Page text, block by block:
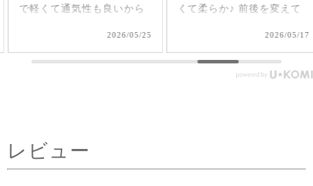
で軽くて通気性も良いから
フェアトレード #fairtrade #
2026/05/25
くて柔らか♪ 前後を変えて
で可愛いいけど、刺繍面を
前にした時はリネンジレと
2026/05/17
レビュー